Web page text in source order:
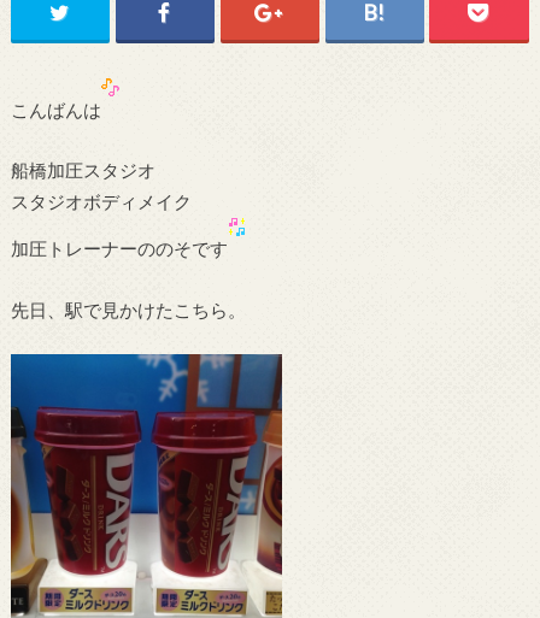
こんばんは
船橋加圧スタジオ
スタジオボディメイク
加圧トレーナーののそです
先日、駅で見かけたこちら。